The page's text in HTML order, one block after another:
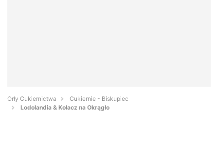
Orły Cukiernictwa
Cukiernie - Biskupiec
Lodolandia & Kołacz na Okrągło